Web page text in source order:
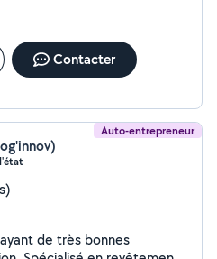
Contacter
Auto-entrepreneur
de très bonnes